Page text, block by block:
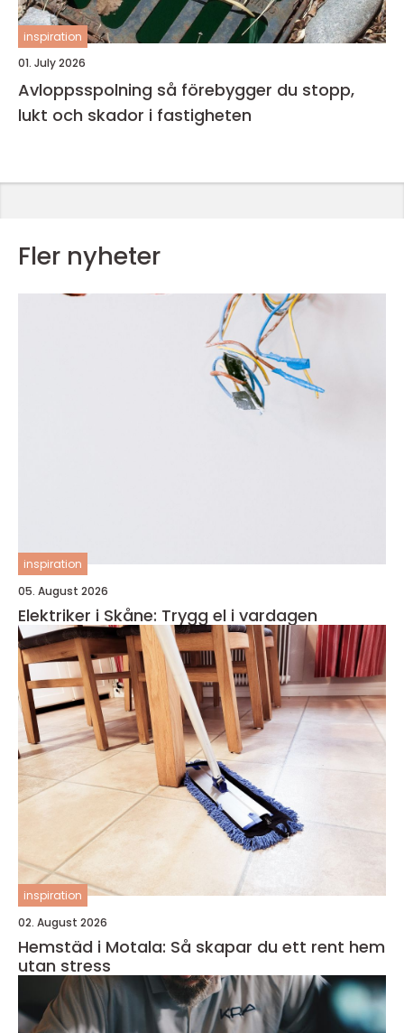
inspiration
01. July 2026
Avloppsspolning så förebygger du stopp,
lukt och skador i fastigheten
Fler nyheter
inspiration
05. August 2026
Elektriker i Skåne: Trygg el i vardagen
inspiration
02. August 2026
Hemstäd i Motala: Så skapar du ett rent hem
utan stress